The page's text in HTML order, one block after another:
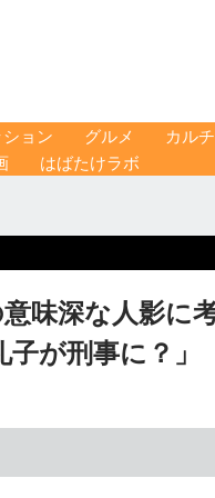
ョン グルメ カル
はばたけラボ
味深な人影に
が刑事に？」